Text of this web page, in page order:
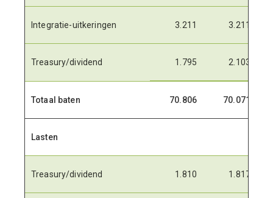
Integratie-uitkeringen 3.211 3.211
Treasury/dividend 1.795 2.103
Totaal baten 70.806 70.071
Lasten
Treasury/dividend 1.810 1.817